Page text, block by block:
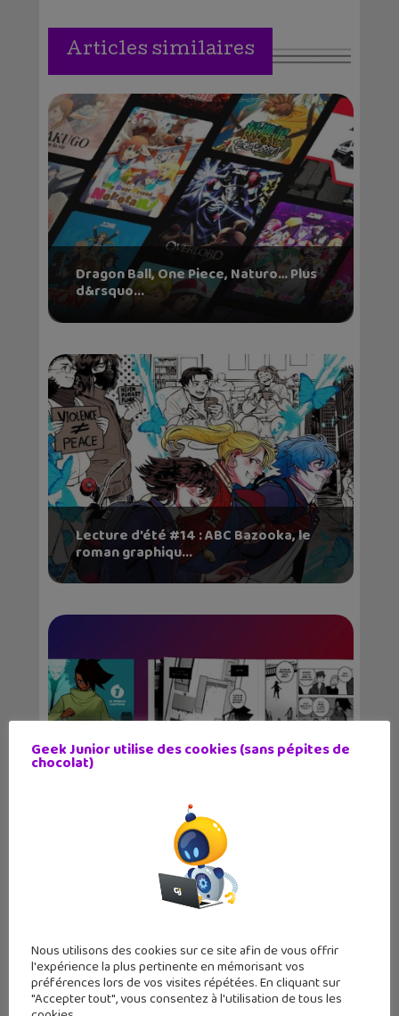
Articles similaires
Dragon Ball, One Piece, Naturo… Plus
d&rsquo...
Lecture d’été #14 : ABC Bazooka, le
roman graphiqu...
Geek Junior utilise des cookies (sans pépites de
chocolat)
Nous utilisons des cookies sur ce site afin de vous offrir
l'expérience la plus pertinente en mémorisant vos
préférences lors de vos visites répétées. En cliquant sur
"Accepter tout", vous consentez à l'utilisation de tous les